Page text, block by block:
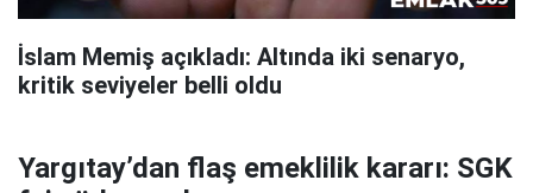
İslam Memiş açıkladı: Altında iki senaryo,
kritik seviyeler belli oldu
Yargıtay’dan flaş emeklilik kararı: SGK